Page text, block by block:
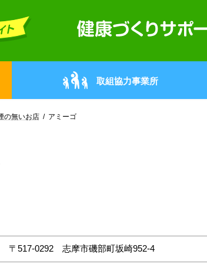
取組協力事業所
の無いお店 アミーゴ
〒517-0292 志摩市磯部町坂崎952-4